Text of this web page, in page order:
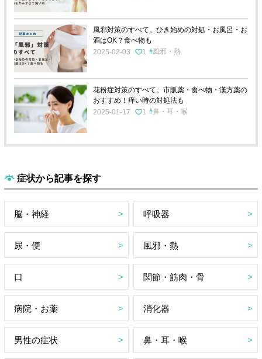
風邪対策のすべて。ひき始めの対処・お風呂・お
酒はOK？食べ物も
2025-02-03
1 風邪・熱
花粉症対策のすべて。市販薬・食べ物・漢方薬の
おすすめ！痒い時の対処法も
2025-01-17
1 鼻・耳・喉
症状から記事を探す
脳・神経 呼吸器
尿・便 風邪・熱
口 関節・筋肉・骨
病院・お薬 消化器
男性の症状 鼻・耳・喉